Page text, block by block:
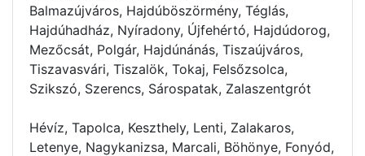
Balmazújváros, Hajdúböszörmény, Téglás,
Hajdúhadház, Nyíradony, Újfehértó, Hajdúdorog,
Mezőcsát, Polgár, Hajdúnánás, Tiszaújváros,
Tiszavasvári, Tiszalök, Tokaj, Felsőzsolca,
Szikszó, Szerencs, Sárospatak, Zalaszentgrót
Hévíz, Tapolca, Keszthely, Lenti, Zalakaros,
Letenye, Nagykanizsa, Marcali, Böhönye, Fonyód,